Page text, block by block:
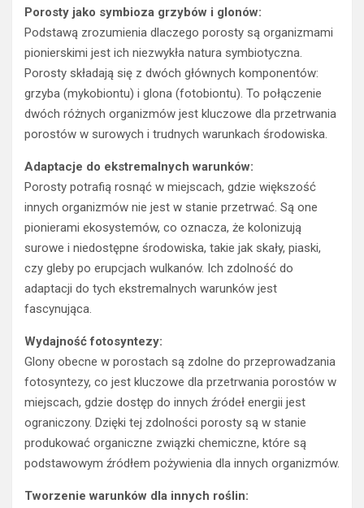
Porosty jako symbioza grzybów i glonów:
Podstawą zrozumienia dlaczego porosty są organizmami
pionierskimi jest ich niezwykła natura symbiotyczna.
Porosty składają się z dwóch głównych komponentów:
grzyba (mykobiontu) i glona (fotobiontu). To połączenie
dwóch różnych organizmów jest kluczowe dla przetrwania
porostów w surowych i trudnych warunkach środowiska.
Adaptacje do ekstremalnych warunków:
Porosty potrafią rosnąć w miejscach, gdzie większość
innych organizmów nie jest w stanie przetrwać. Są one
pionierami ekosystemów, co oznacza, że kolonizują
surowe i niedostępne środowiska, takie jak skały, piaski,
czy gleby po erupcjach wulkanów. Ich zdolność do
adaptacji do tych ekstremalnych warunków jest
fascynująca.
Wydajność fotosyntezy:
Glony obecne w porostach są zdolne do przeprowadzania
fotosyntezy, co jest kluczowe dla przetrwania porostów w
miejscach, gdzie dostęp do innych źródeł energii jest
ograniczony. Dzięki tej zdolności porosty są w stanie
produkować organiczne związki chemiczne, które są
podstawowym źródłem pożywienia dla innych organizmów.
Tworzenie warunków dla innych roślin: